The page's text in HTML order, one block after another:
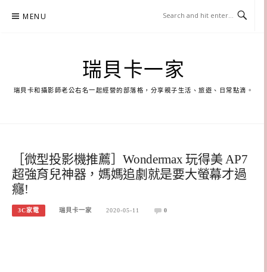
MENU
瑞貝卡一家
瑞貝卡和攝影師老公右名一起經營的部落格，分享親子生活、旅遊、日常點滴。
［微型投影機推薦］Wondermax 玩得美 AP7
超強育兒神器，媽媽追劇就是要大螢幕才過
癮!
3C家電 瑞貝卡一家 2020-05-11 0